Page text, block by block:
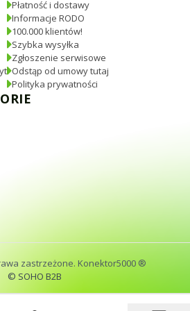
Płatność i dostawy
Informacje RODO
100.000 klientów!
Szybka wysyłka
Zgłoszenie serwisowe
Odstąp od umowy tutaj
Polityka prywatności
zastrzeżone. Konektor5000 ®
© SOHO B2B